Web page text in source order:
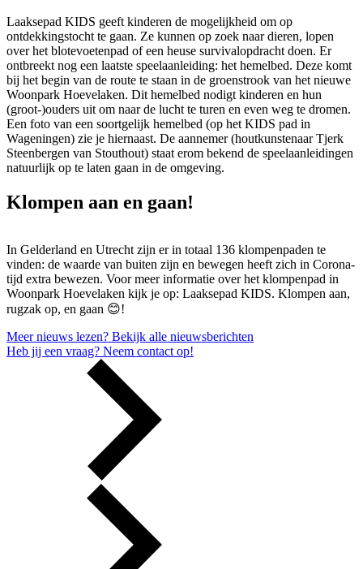
Laaksepad KIDS geeft kinderen de mogelijkheid om op
ontdekkingstocht te gaan. Ze kunnen op zoek naar dieren, lopen
over het blotevoetenpad of een heuse survivalopdracht doen. Er
ontbreekt nog een laatste speelaanleiding: het hemelbed. Deze komt
bij het begin van de route te staan in de groenstrook van het nieuwe
Woonpark Hoevelaken. Dit hemelbed nodigt kinderen en hun
(groot-)ouders uit om naar de lucht te turen en even weg te dromen.
Een foto van een soortgelijk hemelbed (op het KIDS pad in
Wageningen) zie je hiernaast. De aannemer (houtkunstenaar Tjerk
Steenbergen van Stouthout) staat erom bekend de speelaanleidingen
natuurlijk op te laten gaan in de omgeving.
Klompen aan en gaan!
In Gelderland en Utrecht zijn er in totaal 136 klompenpaden te
vinden: de waarde van buiten zijn en bewegen heeft zich in Corona-
tijd extra bewezen. Voor meer informatie over het klompenpad in
Woonpark Hoevelaken kijk je op: Laaksepad KIDS. Klompen aan,
rugzak op, en gaan 😊!
Meer nieuws lezen? Bekijk alle nieuwsberichten
Heb jij een vraag? Neem contact op!